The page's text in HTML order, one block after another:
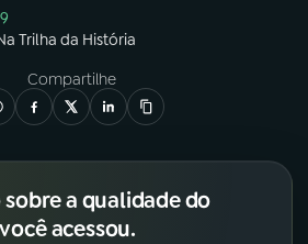
Trilha da História
Compartilhe
sobre a qualidade do
acessou.